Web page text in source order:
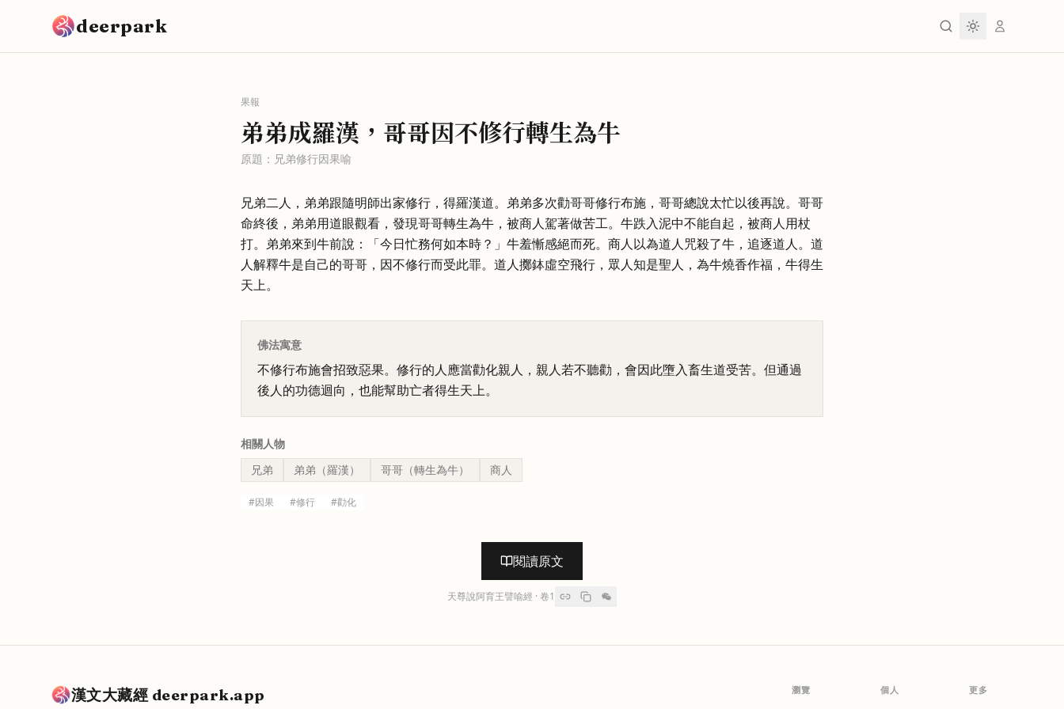
deerpark
果報
弟弟成羅漢，哥哥因不修行轉生為牛
原題： 兄弟修行因果喻
兄弟二人，弟弟跟隨明師出家修行，得羅漢道。弟弟多次勸哥哥修行布施，哥哥總說太忙以後再說。哥哥
命終後，弟弟用道眼觀看，發現哥哥轉生為牛，被商人駕著做苦工。牛跌入泥中不能自起，被商人用杖
打。弟弟來到牛前說：「今日忙務何如本時？」牛羞慚感絕而死。商人以為道人咒殺了牛，追逐道人。道
人解釋牛是自己的哥哥，因不修行而受此罪。道人擲鉢虛空飛行，眾人知是聖人，為牛燒香作福，牛得生
天上。
佛法寓意
不修行布施會招致惡果。修行的人應當勸化親人，親人若不聽勸，會因此墮入畜生道受苦。但通過
後人的功德迴向，也能幫助亡者得生天上。
相關人物
兄弟
弟弟（羅漢） 哥哥（轉生為牛） 商人
#因果 #修行 #勸化
閱讀原文
天尊說阿育王譬喻經 · 卷1
漢文大藏經 deerpark.app 瀏覽 個人 更多